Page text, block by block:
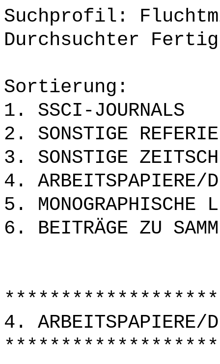
Suchprofil:
Durchsuchter
Sortierung:
1. SSCI-JOURNALS
2. SONSTIGE
3. SONSTIGE
4. ARBEITSPAPIERE/
5. MONOGRAPHISCHE
6. BEITRÄGE ZU
4. ARBEITSPAPIERE/